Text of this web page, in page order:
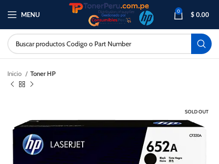
MENU 0 $ 0.00
Inicio Toner HP
SOLD OUT